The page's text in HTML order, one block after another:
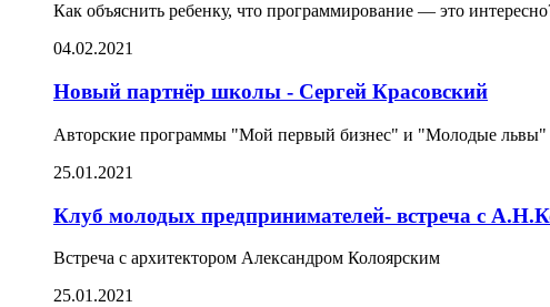
Как объяснить ребенку, что программирование — это
04.02.2021
Новый партнёр школы - Сергей Красовский
Авторские программы "Мой первый бизнес" и "Молодые львы"
25.01.2021
Клуб молодых предпринимателей- встреча с
Встреча с архитектором Александром Колоярским
25.01.2021